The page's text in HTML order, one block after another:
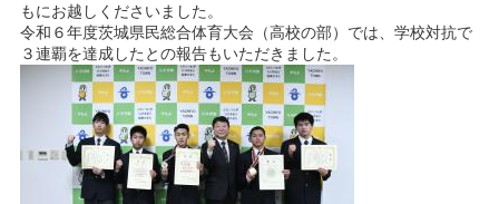
もにお越しくださいました。
令和６年度茨城県民総合体育大会（高校の部）では、学校対抗で
３連覇を達成したとの報告もいただきました。